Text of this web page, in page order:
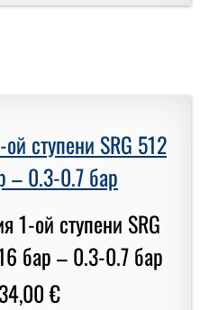
ступени SRG 512
– 0.3-0.7 бар
€